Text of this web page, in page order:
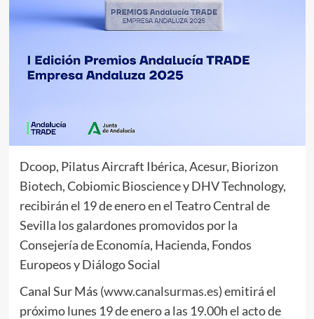
Dcoop, Pilatus Aircraft Ibérica, Acesur, Biorizon
Biotech, Cobiomic Bioscience y DHV Technology,
recibirán el 19 de enero en el Teatro Central de
Sevilla los galardones promovidos por la
Consejería de Economía, Hacienda, Fondos
Europeos y Diálogo Social
Canal Sur Más (www.canalsurmas.es) emitirá el
próximo lunes 19 de enero a las 19.00h el acto de